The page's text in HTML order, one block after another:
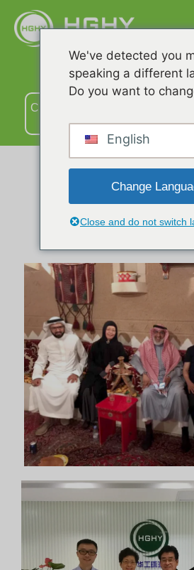
Связаться
Наши
Наши клиенты со
We've detected you
speaking a different
Do you want to
English
Change
Close and do not switch